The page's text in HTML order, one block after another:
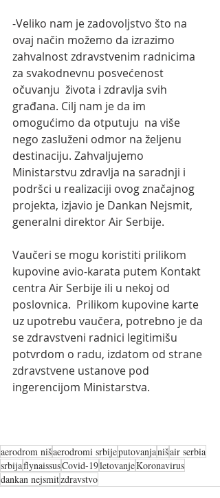
-Veliko nam je zadovoljstvo što na
ovaj način možemo da izrazimo
zahvalnost zdravstvenim radnicima
za svakodnevnu posvećenost
očuvanju  života i zdravlja svih
građana. Cilj nam je da im
omogućimo da otputuju  na više
nego zasluženi odmor na željenu
destinaciju. Zahvaljujemo
Ministarstvu zdravlja na saradnji i
podršci u realizaciji ovog značajnog
projekta, izjavio je Dankan Nejsmit,
generalni direktor Air Serbije.
Vaučeri se mogu koristiti prilikom
kupovine avio-karata putem Kontakt
centra Air Serbije ili u nekoj od
poslovnica.  Prilikom kupovine karte
uz upotrebu vaučera, potrebno je da
se zdravstveni radnici legitimišu
potvrdom o radu, izdatom od strane
zdravstvene ustanove pod
ingerencijom Ministarstva.
aerodrom nišaerodromi srbijeputovanjanišair serbia
srbijaflynaissusCovid-19letovanjeKoronavirus
dankan nejsmitzdravstvo